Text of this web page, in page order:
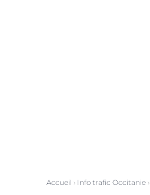
Accueil › Info trafic Occitanie›